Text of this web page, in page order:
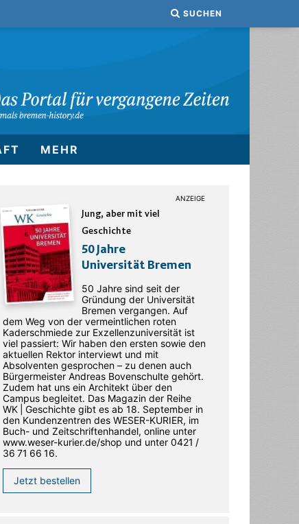
SUCHEN
MEHR
Jung, aber mit viel
Geschichte
50 Jahre
Universität Bremen
50 Jahre sind seit der
Gründung der Universität
Bremen vergangen. Auf
dem Weg von der vermeintlichen roten
Kaderschmiede zur Exzellenzuniversität ist
viel passiert: Wir haben den ersten sowie den
aktuellen Rektor interviewt und mit
Absolventen gesprochen – zu denen auch
Bürgermeister Andreas Bovenschulte gehört.
Zudem hat uns ein Architekt über den
Campus begleitet. Das Magazin der Reihe
WK | Geschichte gibt es ab 18. September in
den ­Kundenzentren des WESER-­KURIER, im
Buch- und Zeitschriftenhandel, online unter
www.weser-kurier.de/shop und unter 0421 /
36 71 66 16.
Jetzt bestellen